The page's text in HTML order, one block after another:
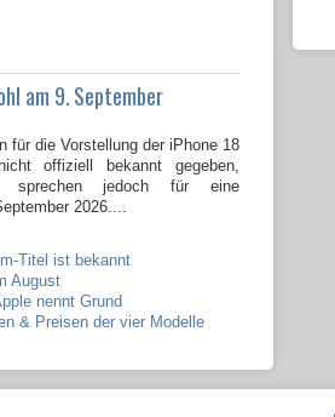
am 9. September
für die Vorstellung der iPhone 18
offiziell bekannt gegeben,
sprechen jedoch für eine
2026....
Titel ist bekannt
August
nennt Grund
& Preisen der vier Modelle